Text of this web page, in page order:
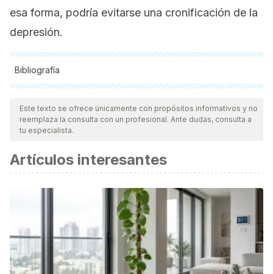
esa forma, podría evitarse una cronificación de la
depresión.
Bibliografía
Todas las fuentes citadas fueron revisadas a profundidad por
nuestro equipo, para asegurar su calidad, confiabilidad,
vigencia y validez.La bibliografía de este artículo fue
científica.
Medline Plus. (31 de diciembre de 2023).Estimulación
. Consultado el 12 de septiembre de
https://medlineplus.gov/spanish/ency/article/007453.htm
Wu, Y., Mo, J., Sui, L., Zhang, J., Hu, W., Zhang, C., Wang,
Y., Liu, C., Zhao, B., Wang, X., Zhang, K., & Xie, X. (2021).
Este texto se ofrece únicamente con propósitos informativos y no
reemplaza la consulta con un profesional. Ante dudas, consulta a
tu especialista.
Artículos interesantes